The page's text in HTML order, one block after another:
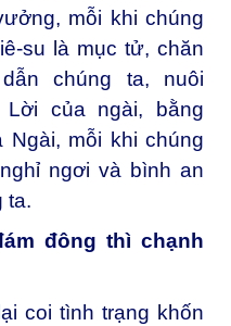
mỗi khi chúng
su là mục tử, chăn
chúng ta, nuôi
của ngài, bằng
Ngài, mỗi khi chúng
ngơi và bình an
ta.
đông thì chạnh
coi tình trạng khốn